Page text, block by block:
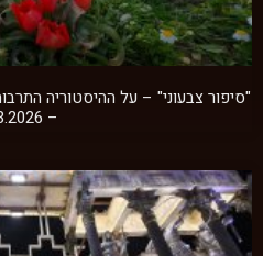
"סיפור צבעוני" – על ההיסטוריה
– 11.3.2026